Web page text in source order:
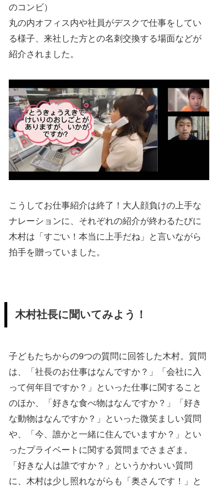
のコンビ）
丸の内オフィス内や社員がデスクで仕事をしてい
る様子、来社した方との名刺交換する場面などが
紹介されました。
こうしてお仕事紹介は終了！大人顔負けの上手な
ナレーションに、それぞれの紹介が終わるたびに
木村は「すごい！本当に上手だね」と言いながら
拍手を贈っていました。
木村社長に聞いてみよう！
子どもたちからの9つの質問に回答した木村。質問
は、「社長のお仕事はなんですか？」「会社に入
って何年目ですか？」といった仕事に関すること
のほか、「好きな食べ物はなんですか？」「好き
な動物はなんですか？」といった微笑ましい質問
や、「今、誰かと一緒に住んでいますか？」とい
ったプライベートに関する質問までさまざま。
「好きな人は誰ですか？」というかわいい質問
に、木村は少し照れながらも「奥さんです！」と